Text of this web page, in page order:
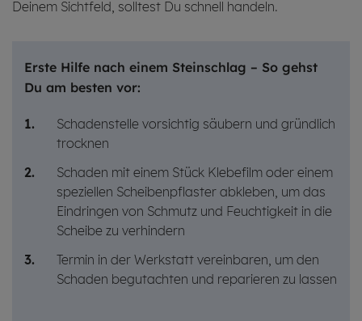
Deinem Sichtfeld, solltest Du schnell handeln.
Erste Hilfe nach einem Steinschlag – So gehst
Du am besten vor:
Schadenstelle vorsichtig säubern und gründlich
trocknen
Schaden mit einem Stück Klebefilm oder einem
speziellen Scheibenpflaster abkleben, um das
Eindringen von Schmutz und Feuchtigkeit in die
Scheibe zu verhindern
Termin in der Werkstatt vereinbaren, um den
Schaden begutachten und reparieren zu lassen